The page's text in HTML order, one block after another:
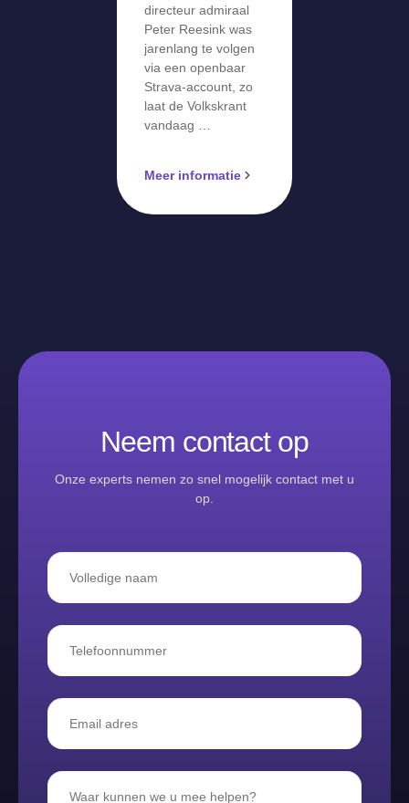
directeur admiraal
Peter Reesink was
jarenlang te volgen
via een openbaar
Strava-account, zo
laat de Volkskrant
vandaag …
Meer informatie
Neem contact op
Onze experts nemen zo snel mogelijk contact met u
op.